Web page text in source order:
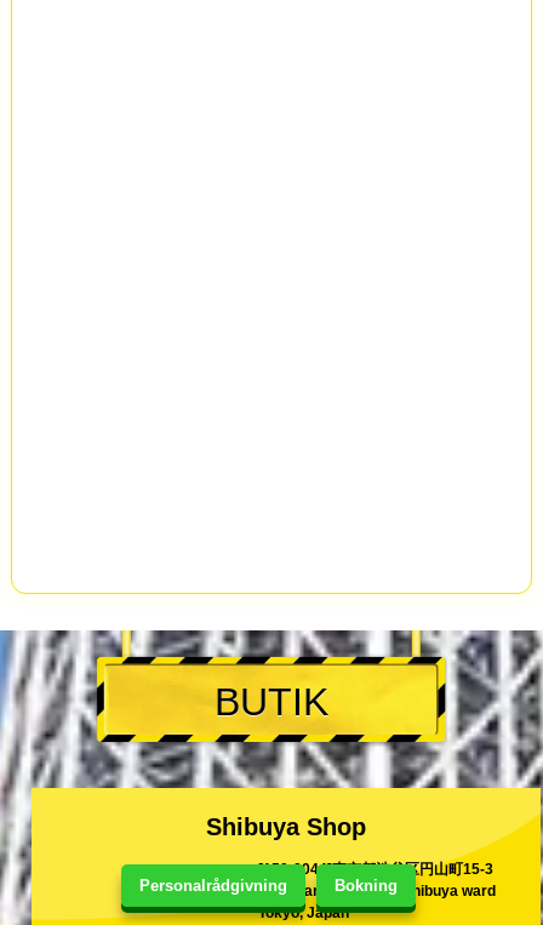
Personalrådgivning Bokning
BUTIK
Shibuya Shop
[150-0044]東京都渋谷区円山町15-3
15-3 Maruyama-Cho Shibuya ward
Tokyo, Japan